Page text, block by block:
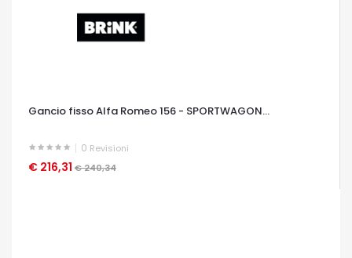
Gancio fisso Alfa Romeo 156 - SPORTWAGON...
0 Revisioni
€ 216,31 € 240,34
OCCHIATA VELOCE